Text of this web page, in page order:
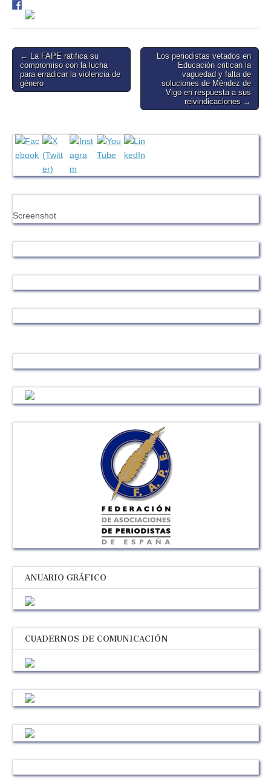
Post
navigation
← La FAPE ratifica su
compromiso con la lucha
para erradicar la violencia de
género
Los periodistas vetados en
Educación critican la
vaguedad y falta de
soluciones de Méndez de
Vigo en respuesta a sus
reivindicaciones →
Screenshot
ANUARIO GRÁFICO
CUADERNOS DE COMUNICACIÓN